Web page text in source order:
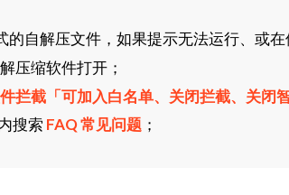
的自解压文件，如果提示无法运行、或
压缩软件打开；
拦截「可加入白名单、关闭拦截、关闭
搜索 FAQ 常见问题；